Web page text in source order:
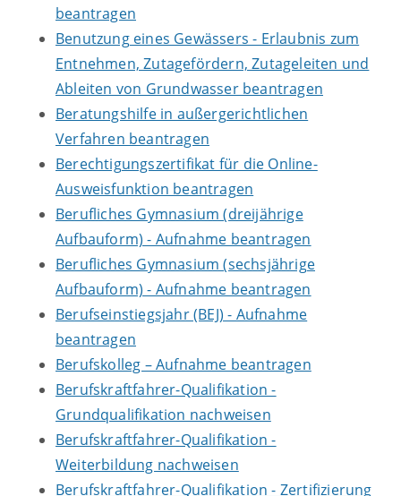
beantragen
Benutzung eines Gewässers - Erlaubnis zum
Entnehmen, Zutagefördern, Zutageleiten und
Ableiten von Grundwasser beantragen
Beratungshilfe in außergerichtlichen
Verfahren beantragen
Berechtigungszertifikat für die Online-
Ausweisfunktion beantragen
Berufliches Gymnasium (dreijährige
Aufbauform) - Aufnahme beantragen
Berufliches Gymnasium (sechsjährige
Aufbauform) - Aufnahme beantragen
Berufseinstiegsjahr (BEJ) - Aufnahme
beantragen
Berufskolleg – Aufnahme beantragen
Berufskraftfahrer-Qualifikation -
Grundqualifikation nachweisen
Berufskraftfahrer-Qualifikation -
Weiterbildung nachweisen
Berufskraftfahrer-Qualifikation - Zertifizierung